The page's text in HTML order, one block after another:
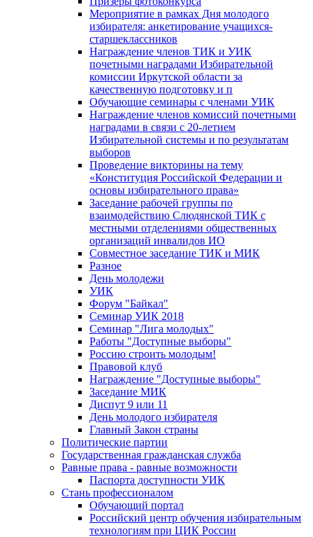
Мероприятие в рамках Дня молодого
избирателя: анкетирование учащихся-
старшеклассников
Награждение членов ТИК и УИК
почетными наградами Избирательной
комиссии Иркутской области за
качественную подготовку и п
Обучающие семинары с членами УИК
Награждение членов комиссий почетными
наградами в связи с 20-летием
Избирательной системы и по результатам
выборов
Проведение викторины на тему
«Конституция Российской Федерации и
основы избирательного права»
Заседание рабочей группы по
взаимодействию Слюдянской ТИК с
местными отделениями общественных
организаций инвалидов ИО
Совместное заседание ТИК и МИК
Разное
День молодежи
УИК
Форум "Байкал"
Семинар УИК 2018
Семинар "Лига молодых"
Работы "Доступные выборы"
Россию строить молодым!
Правовой клуб
Награждение "Доступные выборы"
Заседание МИК
Диспут 9 или 11
День молодого избирателя
Главный Закон страны
Политические партии
Государственная гражданская служба
Равные права - равные возможности
Паспорта доступности УИК
Стань профессионалом
Обучающий портал
Российский центр обучения избирательным
технологиям при ЦИК России